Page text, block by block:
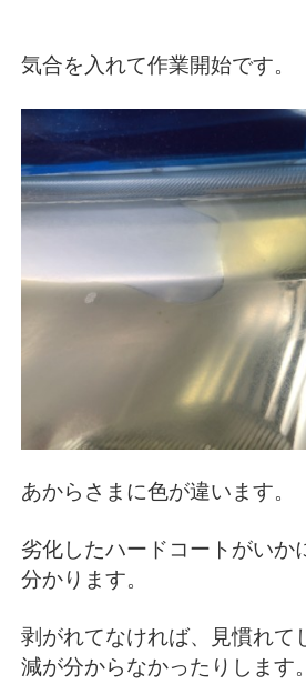
気合を入れて作業開始です。
あからさまに色が違います。
劣化したハードコートがいか
分かります。
剥がれてなければ、見慣れて
減が分からなかったりします。